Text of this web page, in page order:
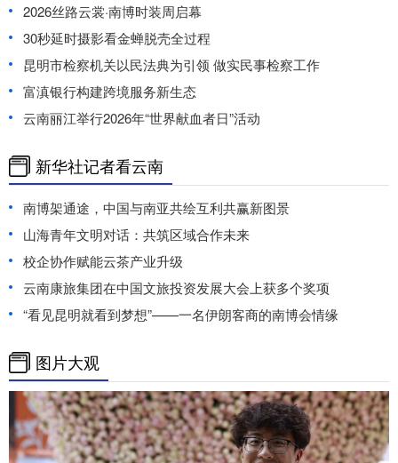
2026丝路云裳·南博时装周启幕
30秒延时摄影看金蝉脱壳全过程
昆明市检察机关以民法典为引领 做实民事检察工作
富滇银行构建跨境服务新生态
云南丽江举行2026年“世界献血者日”活动
新华社记者看云南
南博架通途，中国与南亚共绘互利共赢新图景
山海青年文明对话：共筑区域合作未来
校企协作赋能云茶产业升级
云南康旅集团在中国文旅投资发展大会上获多个奖项
“看见昆明就看到梦想”——一名伊朗客商的南博会情缘
图片大观